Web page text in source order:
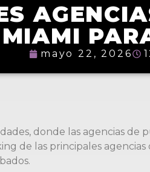
MIAMI
mayo 22, 2026
donde las agencias
de las principales